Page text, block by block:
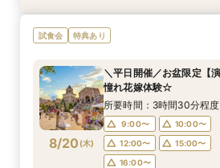
8/19(水)
【水曜休みの方に♪】感
宅見学フェア
11:00〜
15:00〜
16:00〜
フェアを予約
8/19(水)
【平日人気No.1】ゆった
邸宅&試食
11:00〜
16:00〜
フェアを予約
8/19(水)
【比較見学にも◎】知りた
ショート相談会
11:00〜
15:00〜
16:00〜
17:00〜
フェアを予約
8/19(水)
【平日限定】仕事終わり
験！結婚式相談会
16:00〜
17:00〜
17:30〜
18:00〜
フェアを予約
試食会 特典あり
8/20 (木)
＼平日開催／お盆限定【
憧れ花嫁体験☆
所要時間：3時間30分程度
9:00〜
10:00〜
12:00〜
15:00〜
16:00〜